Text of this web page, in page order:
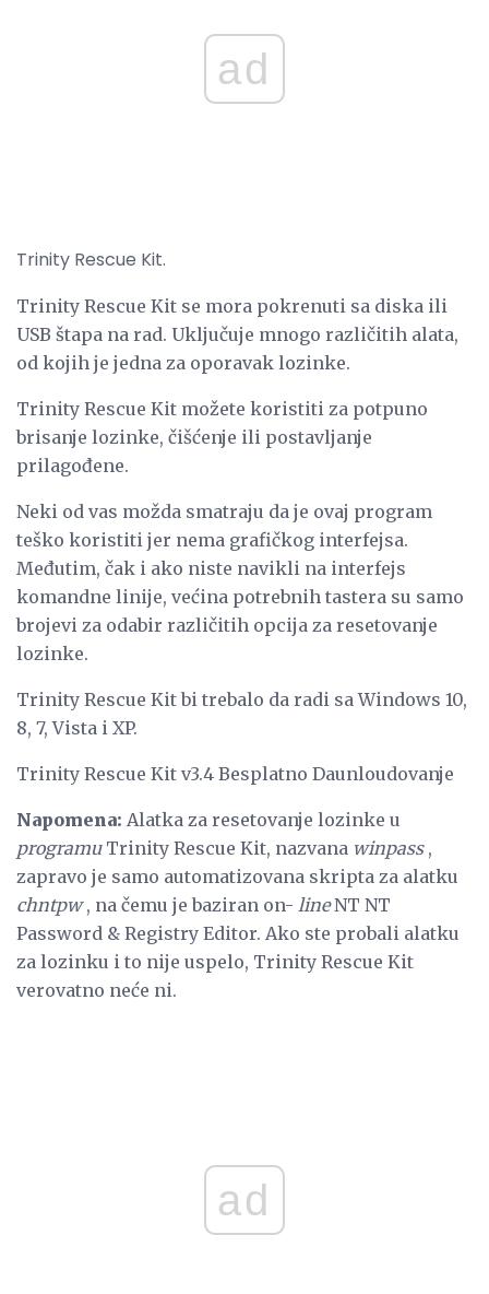
ad
Trinity Rescue Kit.
Trinity Rescue Kit se mora pokrenuti sa diska ili
USB štapa na rad. Uključuje mnogo različitih alata,
od kojih je jedna za oporavak lozinke.
Trinity Rescue Kit možete koristiti za potpuno
brisanje lozinke, čišćenje ili postavljanje
prilagođene.
Neki od vas možda smatraju da je ovaj program
teško koristiti jer nema grafičkog interfejsa.
Međutim, čak i ako niste navikli na interfejs
komandne linije, većina potrebnih tastera su samo
brojevi za odabir različitih opcija za resetovanje
lozinke.
Trinity Rescue Kit bi trebalo da radi sa Windows 10,
8, 7, Vista i XP.
Trinity Rescue Kit v3.4 Besplatno Daunloudovanje
Napomena: Alatka za resetovanje lozinke u
programuTrinity Rescue Kit, nazvana winpass,
zapravo je samo automatizovana skripta za alatku
chntpw, na čemu je baziran on- lineNT NT
Password & Registry Editor. Ako ste probali alatku
za lozinku i to nije uspelo, Trinity Rescue Kit
verovatno neće ni.
ad